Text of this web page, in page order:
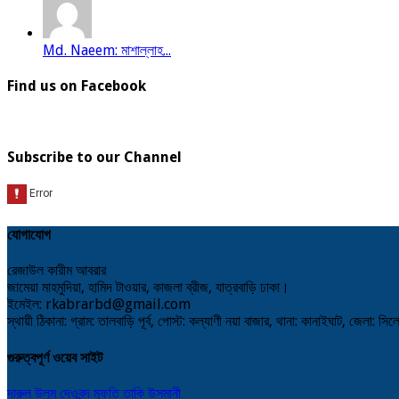
Md. Naeem: মাশাল্লাহ...
Find us on Facebook
Subscribe to our Channel
যোগাযোগ
রেজাউল কারীম আবরার
জামেয়া মাহমুদিয়া, হামিদ টাওয়ার, কাজলা ব্রীজ, যাত্রবাড়ি ঢাকা।
ইমেইল: rkabrarbd@gmail.com
স্থায়ী ঠিকানা: গ্রাম: তালবাড়ি পূর্ব, পোস্ট: কল্যাণী নয়া বাজার, থানা: কানাইঘাট, জেলা:
গুরুত্বপূর্ণ ওয়েব সাইট
দারুল উলুম দেওবন্দ মুফতি তাকি উসমানী